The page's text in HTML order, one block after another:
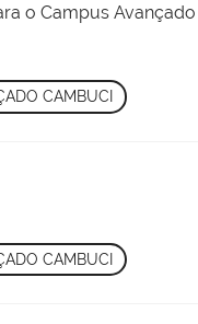
o Campus
CAMBUCI
CAMBUCI